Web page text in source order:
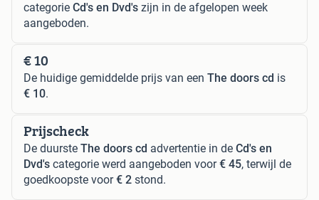
categorie Cd's en Dvd's zijn in de afgelopen week
aangeboden.
€ 10
De huidige gemiddelde prijs van een The doors cd is
€ 10.
Prijscheck
De duurste The doors cd advertentie in de Cd's en
Dvd's categorie werd aangeboden voor€ 45, terwijl de
goedkoopste voor€ 2 stond.